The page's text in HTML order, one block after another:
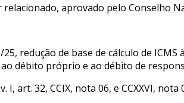
aprovado pelo Conselho
redução de base de cálculo de
débito próprio e ao débito de
I, art. 32, CCIX, nota 06, e CCXXVI, nota